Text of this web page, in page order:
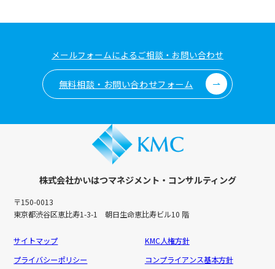
メールフォームによるご相談・お問い合わせ
無料相談・お問い合わせフォーム
株式会社かいはつマネジメント・コンサルティング
〒150-0013
東京都渋谷区恵比寿1-3-1 朝日生命恵比寿ビル10 階
サイトマップ
KMC人権方針
プライバシーポリシー
コンプライアンス基本方針